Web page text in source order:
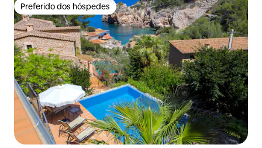
Preferido dos hóspedes
Preferido dos hóspedes